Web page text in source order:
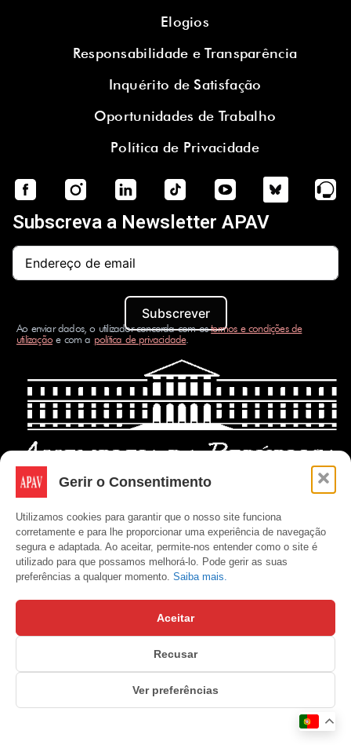
Gerir o Consentimento
Utilizamos cookies para garantir que o nosso site funciona
corretamente e para lhe proporcionar uma experiência de navegação
segura e adaptada. Ao aceitar, permite-nos entender como o site é
utilizado para que possamos melhorá-lo. Pode gerir as suas
preferências a qualquer momento. Saiba mais.
Aceitar
Recusar
Ver preferências
Elogios
Responsabilidade e Transparência
Inquérito de Satisfação
Oportunidades de Trabalho
Política de Privacidade
Subscreva a Newsletter APAV
Subscrever
Ao enviar dados, o utilizador concorda com ostermos e condições de
utilizaçãoe com a política de privacidade.